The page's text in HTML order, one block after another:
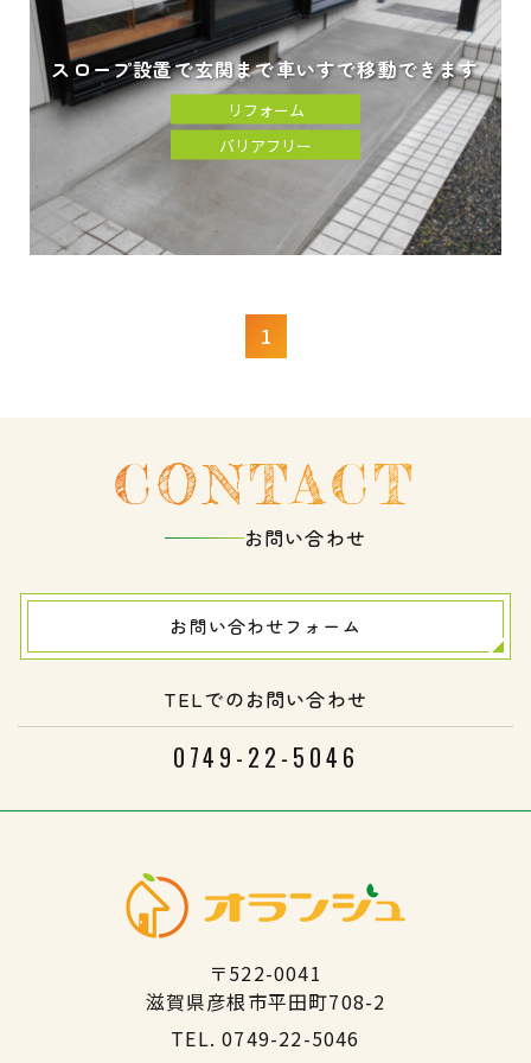
スロープ設置で玄関まで車いすで移動できます
リフォーム
バリアフリー
1
CONTACT
お問い合わせ
お問い合わせフォーム
TELでのお問い合わせ
0749-22-5046
〒522-0041
​​​​​​​滋賀県彦根市平田町708-2
TEL.0749-22-5046